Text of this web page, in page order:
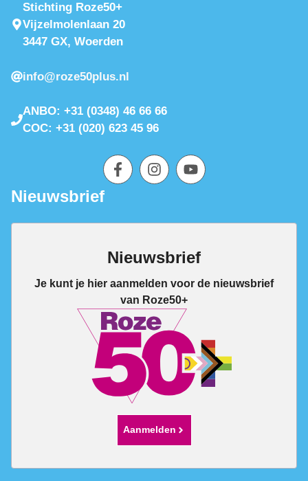
Stichting Roze50+
Vijzelmolenlaan 20
3447 GX, Woerden
info@roze50plus.nl
ANBO: +31 (0348) 46 66 66
COC: +31 (020) 623 45 96
Nieuwsbrief
Nieuwsbrief
Je kunt je hier aanmelden voor de nieuwsbrief
van Roze50+
Aanmelden